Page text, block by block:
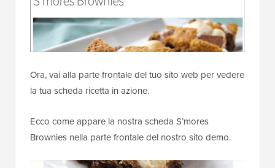
Ora, vai alla parte frontale del tuo sito web per vedere
la tua scheda ricetta in azione.
Ecco come appare la nostra scheda S’mores
Brownies nella parte frontale del nostro sito demo.